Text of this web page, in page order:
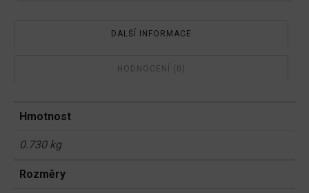
DALŠÍ INFORMACE
HODNOCENÍ (0)
Hmotnost
0.730 kg
Rozměry